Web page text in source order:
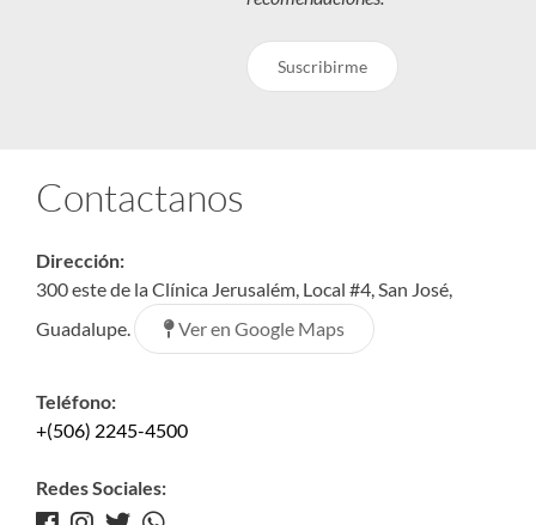
Suscribirme
Contactanos
Dirección:
300 este de la Clínica Jerusalém, Local #4, San José,
Guadalupe.
Ver en Google Maps
Teléfono:
+(506) 2245-4500
Redes Sociales: